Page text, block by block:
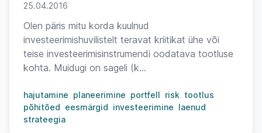
25.04.2016
Olen päris mitu korda kuulnud
investeerimishuvilistelt teravat kriitikat ühe või
teise investeerimisinstrumendi oodatava tootluse
kohta. Muidugi on sageli (k...
hajutamine planeerimine portfell risk tootlus
põhitõed eesmärgid investeerimine laenud
strateegia